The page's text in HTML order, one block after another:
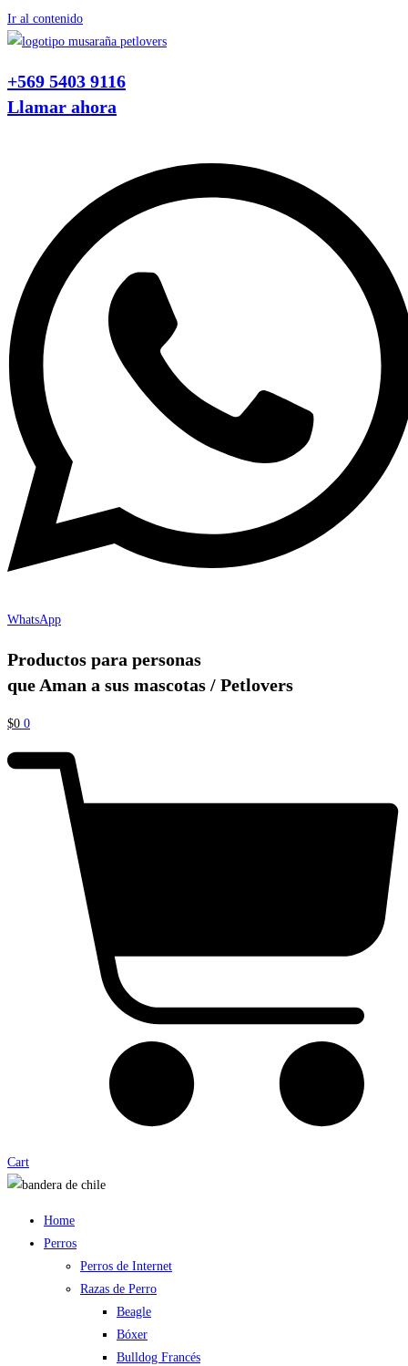
Ir al contenido
+569 5403 9116
Llamar ahora
WhatsApp
Productos para personas
que Aman a sus mascotas / Petlovers
$0 0
Cart
Home
Perros
Perros de Internet
Razas de Perro
Beagle
Bóxer
Bulldog Francés